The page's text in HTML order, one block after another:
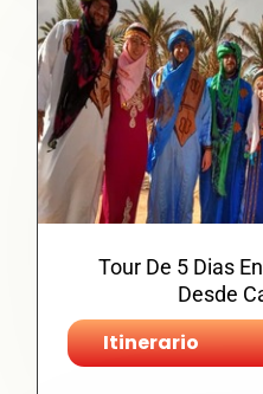
Tour De 5 Dias
Desde
Itinerario